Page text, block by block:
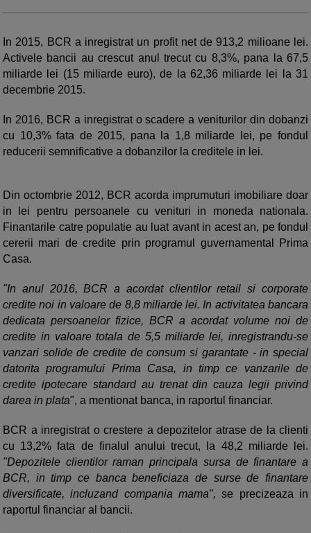
In 2015, BCR a inregistrat un profit net de 913,2 milioane lei.
Activele bancii au crescut anul trecut cu 8,3%, pana la 67,5
miliarde lei (15 miliarde euro), de la 62,36 miliarde lei la 31
decembrie 2015.
In 2016, BCR a inregistrat o scadere a veniturilor din dobanzi
cu 10,3% fata de 2015, pana la 1,8 miliarde lei, pe fondul
reducerii semnificative a dobanzilor la creditele in lei.
Din octombrie 2012, BCR acorda imprumuturi imobiliare doar
in lei pentru persoanele cu venituri in moneda nationala.
Finantarile catre populatie au luat avant in acest an, pe fondul
cererii mari de credite prin programul guvernamental Prima
Casa.
"In anul 2016, BCR a acordat clientilor retail si corporate
credite noi in valoare de 8,8 miliarde lei. In activitatea bancara
dedicata persoanelor fizice, BCR a acordat volume noi de
credite in valoare totala de 5,5 miliarde lei, inregistrandu-se
vanzari solide de credite de consum si garantate - in special
datorita programului Prima Casa, in timp ce vanzarile de
credite ipotecare standard au trenat din cauza legii privind
darea in plata", a mentionat banca, in raportul financiar.
BCR a inregistrat o crestere a depozitelor atrase de la clienti
cu 13,2% fata de finalul anului trecut, la 48,2 miliarde lei.
"Depozitele clientilor raman principala sursa de finantare a
BCR, in timp ce banca beneficiaza de surse de finantare
diversificate, incluzand compania mama", se precizeaza in
raportul financiar al bancii.